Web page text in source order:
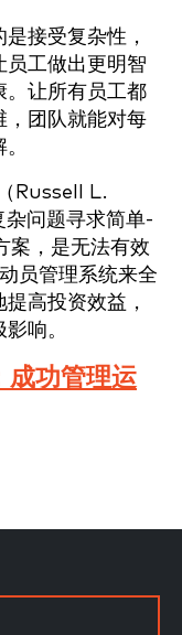
接受复杂性，
员工做出更明智
。让所有员工都
，团队就能对每
Russell L.
问题寻求简单-
案，是无法有效
员管理系统来全
高投资效益，
响。
成功管理运